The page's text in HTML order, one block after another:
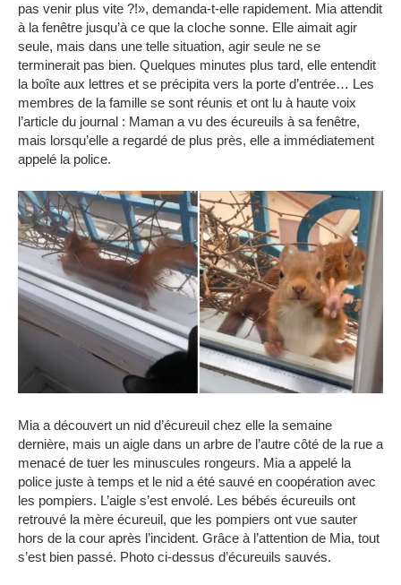
pas venir plus vite ?!», demanda-t-elle rapidement. Mia attendit
à la fenêtre jusqu’à ce que la cloche sonne. Elle aimait agir
seule, mais dans une telle situation, agir seule ne se
terminerait pas bien. Quelques minutes plus tard, elle entendit
la boîte aux lettres et se précipita vers la porte d’entrée… Les
membres de la famille se sont réunis et ont lu à haute voix
l’article du journal : Maman a vu des écureuils à sa fenêtre,
mais lorsqu’elle a regardé de plus près, elle a immédiatement
appelé la police.
Mia a découvert un nid d’écureuil chez elle la semaine
dernière, mais un aigle dans un arbre de l’autre côté de la rue a
menacé de tuer les minuscules rongeurs. Mia a appelé la
police juste à temps et le nid a été sauvé en coopération avec
les pompiers. L’aigle s’est envolé. Les bébés écureuils ont
retrouvé la mère écureuil, que les pompiers ont vue sauter
hors de la cour après l’incident. Grâce à l’attention de Mia, tout
s’est bien passé. Photo ci-dessus d’écureuils sauvés.